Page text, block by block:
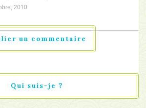
2010
un commentaire
Qui suis-je ?